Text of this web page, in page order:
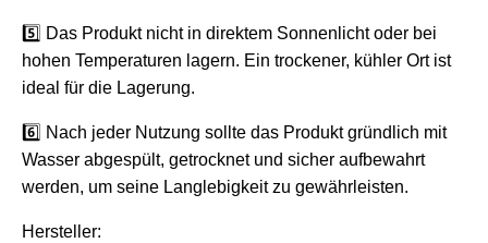
5️⃣ Das Produkt nicht in direktem Sonnenlicht oder bei
hohen Temperaturen lagern. Ein trockener, kühler Ort ist
ideal für die Lagerung.
6️⃣ Nach jeder Nutzung sollte das Produkt gründlich mit
Wasser abgespült, getrocknet und sicher aufbewahrt
werden, um seine Langlebigkeit zu gewährleisten.
Hersteller: